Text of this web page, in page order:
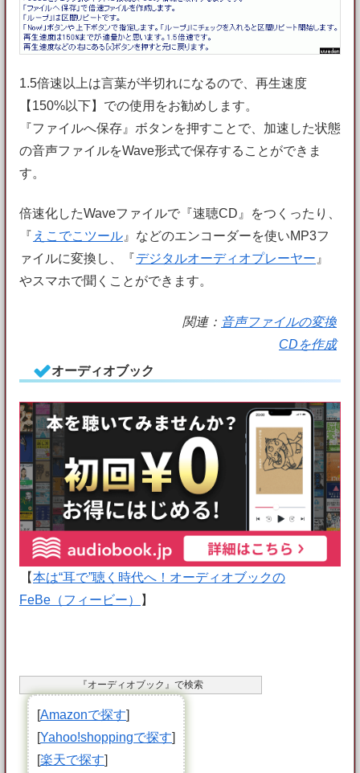
1.5倍速以上は言葉が半切れになるので、再生速度
【150%以下】での使用をお勧めします。
『ファイルへ保存』ボタンを押すことで、加速した状態
の音声ファイルをWave形式で保存することができま
す。
倍速化したWaveファイルで『速聴CD』をつくったり、
『 えこでこツール 』などのエンコーダーを使いMP3フ
ァイルに変換し、『デジタルオーディオプレーヤー 』
やスマホで聞くことができます。
関連： 音声ファイルの変換
CDを作成
オーディオブック
【本は“耳で”聴く時代へ！オーディオブックの
FeBe（フィービー）
】
『オーディオブック』で検索
[Amazonで探す]
[Yahoo!shoppingで探す]
[楽天で探す]